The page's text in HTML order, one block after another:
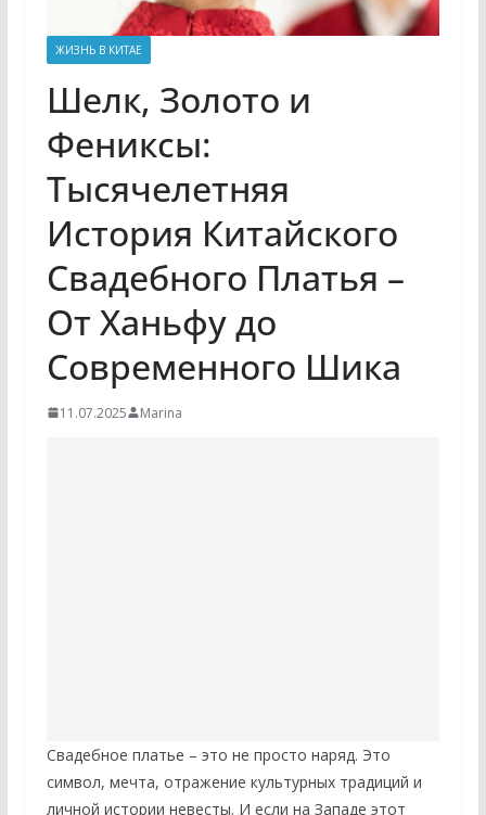
ЖИЗНЬ В КИТАЕ
Шелк, Золото и
Фениксы:
Тысячелетняя
История Китайского
Свадебного Платья –
От Ханьфу до
Современного Шика
11.07.2025 Marina
Свадебное платье – это не просто наряд. Это
символ, мечта, отражение культурных традиций и
личной истории невесты. И если на Западе этот